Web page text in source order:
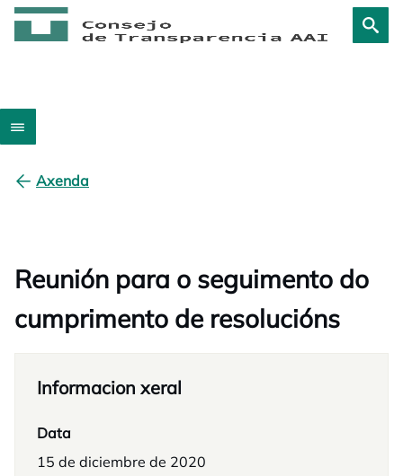
Axenda
Reunión para o seguimento do
cumprimento de resolucións
Informacion xeral
Data
15 de diciembre de 2020